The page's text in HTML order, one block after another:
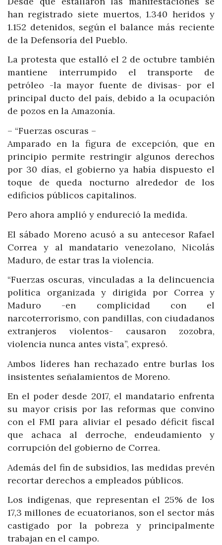
han registrado siete muertos, 1.340 heridos y
1.152 detenidos, según el balance más reciente
de la Defensoría del Pueblo.
La protesta que estalló el 2 de octubre también
mantiene interrumpido el transporte de
petróleo -la mayor fuente de divisas- por el
principal ducto del país, debido a la ocupación
de pozos en la Amazonía.
– “Fuerzas oscuras –
Amparado en la figura de excepción, que en
principio permite restringir algunos derechos
por 30 días, el gobierno ya había dispuesto el
toque de queda nocturno alrededor de los
edificios públicos capitalinos.
Pero ahora amplió y endureció la medida.
El sábado Moreno acusó a su antecesor Rafael
Correa y al mandatario venezolano, Nicolás
Maduro, de estar tras la violencia.
“Fuerzas oscuras, vinculadas a la delincuencia
política organizada y dirigida por Correa y
Maduro -en complicidad con el
narcoterrorismo, con pandillas, con ciudadanos
extranjeros violentos- causaron zozobra,
violencia nunca antes vista”, expresó.
Ambos líderes han rechazado entre burlas los
insistentes señalamientos de Moreno.
En el poder desde 2017, el mandatario enfrenta
su mayor crisis por las reformas que convino
con el FMI para aliviar el pesado déficit fiscal
que achaca al derroche, endeudamiento y
corrupción del gobierno de Correa.
Además del fin de subsidios, las medidas prevén
recortar derechos a empleados públicos.
Los indígenas, que representan el 25% de los
17,3 millones de ecuatorianos, son el sector más
castigado por la pobreza y principalmente
trabajan en el campo.